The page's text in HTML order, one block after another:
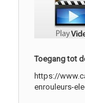
Toegang tot
https://
enrouleurs-